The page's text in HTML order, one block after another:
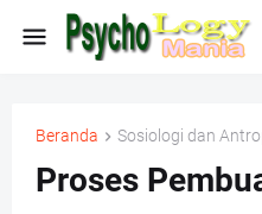
Beranda Sosiologi dan
Proses